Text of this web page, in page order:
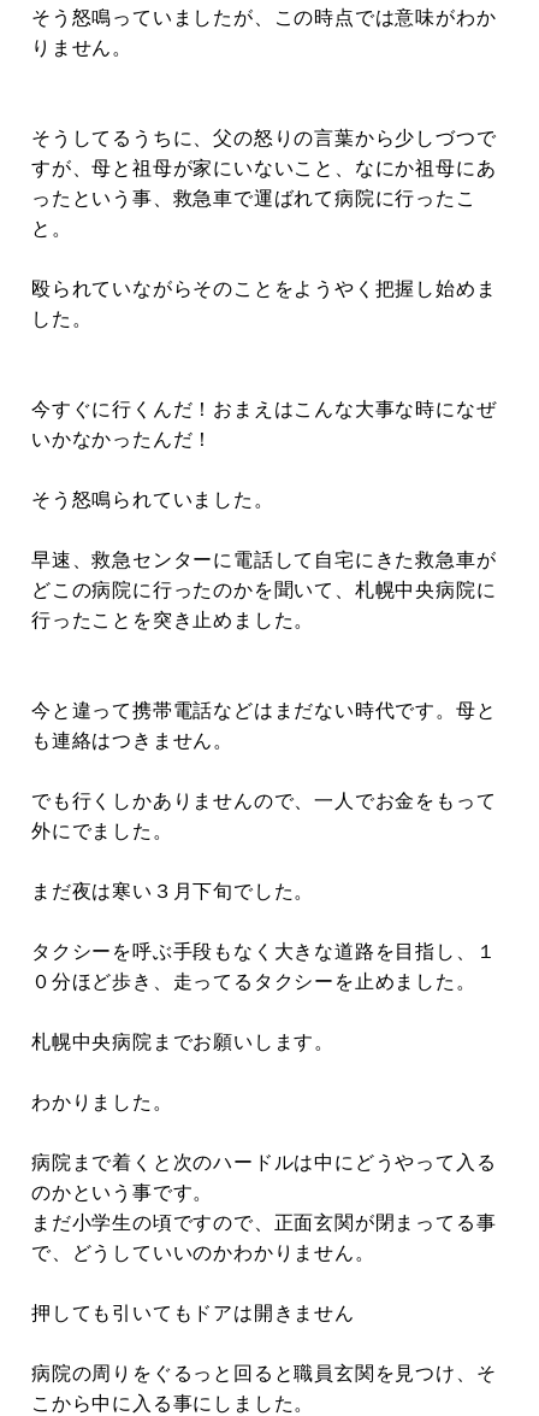
そう怒鳴っていましたが、この時点では意味がわか
りません。
そうしてるうちに、父の怒りの言葉から少しづつで
すが、母と祖母が家にいないこと、なにか祖母にあ
ったという事、救急車で運ばれて病院に行ったこ
と。
殴られていながらそのことをようやく把握し始めま
した。
今すぐに行くんだ！おまえはこんな大事な時になぜ
いかなかったんだ！
そう怒鳴られていました。
早速、救急センターに電話して自宅にきた救急車が
どこの病院に行ったのかを聞いて、札幌中央病院に
行ったことを突き止めました。
今と違って携帯電話などはまだない時代です。母と
も連絡はつきません。
でも行くしかありませんので、一人でお金をもって
外にでました。
まだ夜は寒い３月下旬でした。
タクシーを呼ぶ手段もなく大きな道路を目指し、１
０分ほど歩き、走ってるタクシーを止めました。
札幌中央病院までお願いします。
わかりました。
病院まで着くと次のハードルは中にどうやって入る
のかという事です。
まだ小学生の頃ですので、正面玄関が閉まってる事
で、どうしていいのかわかりません。
押しても引いてもドアは開きません
病院の周りをぐるっと回ると職員玄関を見つけ、そ
こから中に入る事にしました。